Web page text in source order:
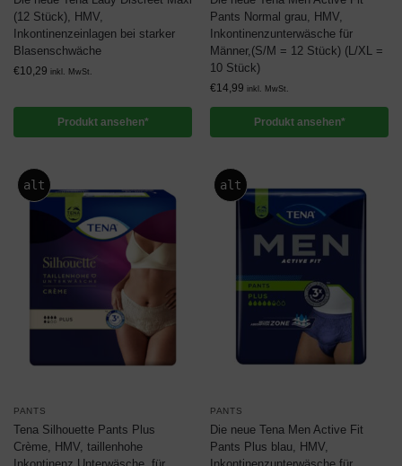
(12 Stück), HMV,
Inkontinenzeinlagen bei starker
Blasenschwäche
€10,29 inkl. MwSt.
Produkt ansehen*
Pants Normal grau, HMV,
Inkontinenzunterwäsche für
Männer,(S/M = 12 Stück) (L/XL =
10 Stück)
€14,99 inkl. MwSt.
Produkt ansehen*
alt
PANTS
Tena Silhouette Pants Plus
Crème, HMV, taillenhohe
alt
PANTS
Die neue Tena Men Active Fit
Pants Plus blau, HMV,